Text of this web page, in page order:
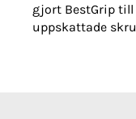
gjort BestGrip
uppskattade